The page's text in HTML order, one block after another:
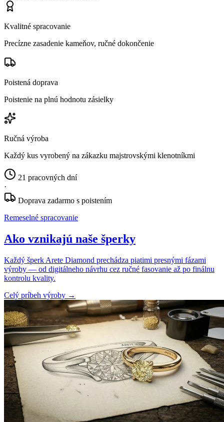
Kvalitné spracovanie
Precízne zasadenie kameňov, ručné dokončenie
Poistená doprava
Poistenie na plnú hodnotu zásielky
Ručná výroba
Každý kus vyrobený na zákazku majstrovskými klenotníkmi
21 pracovných dní
·
Doprava zadarmo s poistením
Remeselné spracovanie
Ako vznikajú naše šperky
Každý šperk Arete Diamond prechádza piatimi presnými fázami
výroby — od digitálneho návrhu cez ručné fasovanie až po finálnu
kontrolu kvality.
Celý príbeh výroby →